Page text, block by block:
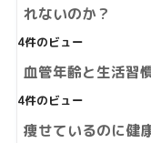
れないのか？
4件のビュー
血管年齢と生活習
4件のビュー
痩せているのに健